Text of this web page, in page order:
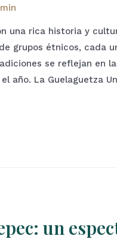
una rica historia y
grupos étnicos, cada
se reflejan en
año. La Guelaguetza
un